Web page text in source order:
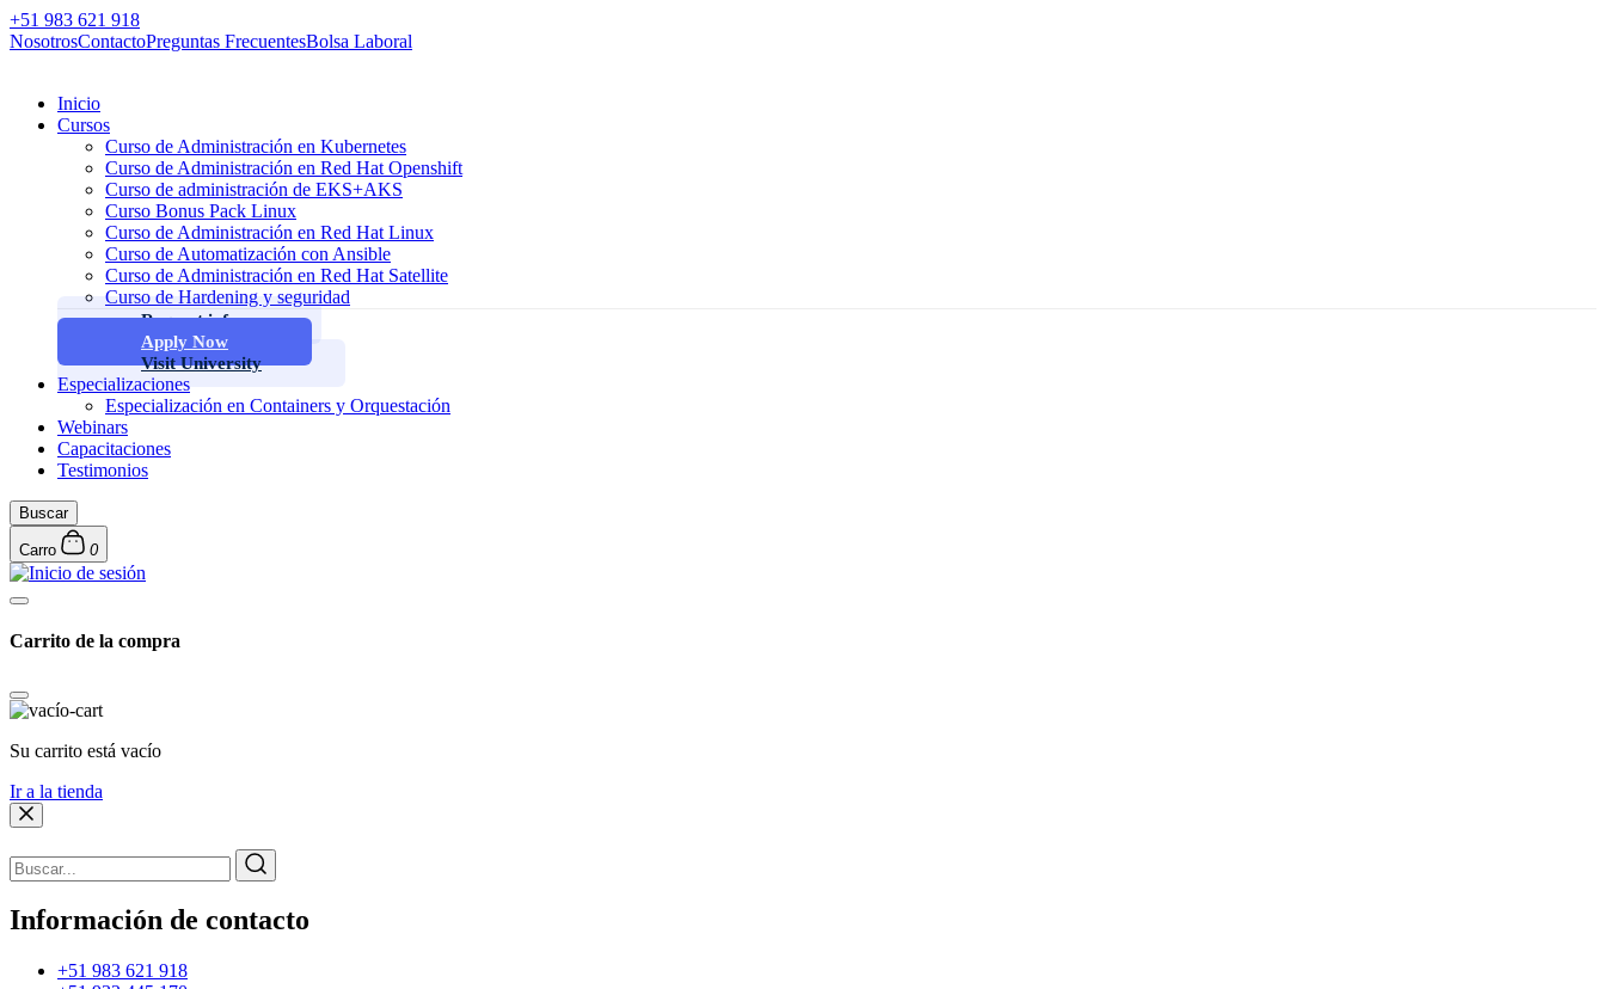
+51 983 621 918
NosotrosContactoPreguntas FrecuentesBolsa Laboral
Inicio
Cursos
Curso de Administración en Kubernetes
Curso de Administración en Red Hat Openshift
Curso de administración de EKS+AKS
Curso Bonus Pack Linux
Curso de Administración en Red Hat Linux
Curso de Automatización con Ansible
Curso de Administración en Red Hat Satellite
Curso de Hardening y seguridad
Request info
Apply Now
Visit University
Especializaciones
Especialización en Containers y Orquestación
Webinars
Capacitaciones
Testimonios
Buscar
Carro 0
Carrito de la compra
Su carrito está vacío
Ir a la tienda
Información de contacto
+51 983 621 918